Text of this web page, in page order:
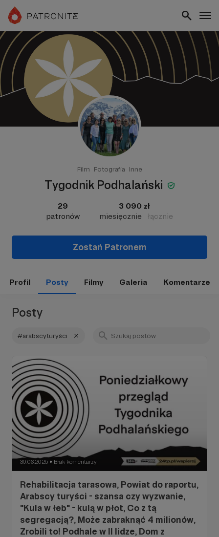
Film Fotografia Inne
Tygodnik Podhalański
29
patronów
3 090 zł
miesięcznie
łącznie
Zostań Patronem
Profil Posty Filmy Galeria Komentarze
Posty
#arabscyturyści
30.06.2025 ● Brak komentarzy
Rehabilitacja tarasowa, Powiat do raportu,
Arabscy turyści - szansa czy wyzwanie,
"Kula w łeb" - kulą w płot, Co z tą
segregacją?, Może zabraknąć 4 milionów,
Zrobili to! Podhale w II lidze, Dom z